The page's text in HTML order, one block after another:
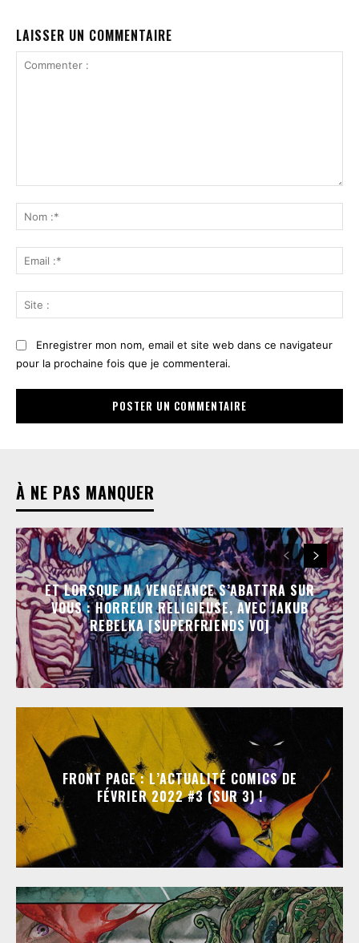
LAISSER UN COMMENTAIRE
:*
:*
:
Enregistrer mon nom, email et site web dans ce navigateur
pour la prochaine fois que je commenterai.
À NE PAS MANQUER
ET LORSQUE MA VENGEANCE S’ABATTRA SUR
VOUS : HORREUR RELIGIEUSE, AVEC JAKUB
REBELKA [SUPERFRIENDS VO]
FRONT PAGE : L’ACTUALITÉ COMICS DE
FÉVRIER 2022 #3 (SUR 3) !